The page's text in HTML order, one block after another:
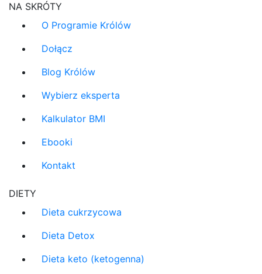
NA SKRÓTY
O Programie Królów
Dołącz
Blog Królów
Wybierz eksperta
Kalkulator BMI
Ebooki
Kontakt
DIETY
Dieta cukrzycowa
Dieta Detox
Dieta keto (ketogenna)